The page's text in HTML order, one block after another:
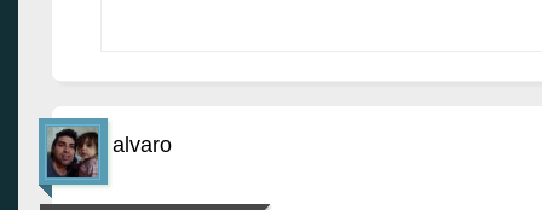
alvaro